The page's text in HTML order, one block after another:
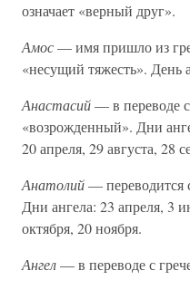
означает «верный друг».
Амос— имя пришло из
«несущий тяжесть». День
Анастасий— в переводе с
«возрожденный». Дни
20 апреля, 29 августа, 28
Анатолий— переводится
Дни ангела: 23 апреля, 3
октября, 20 ноября.
Ангел— в переводе с